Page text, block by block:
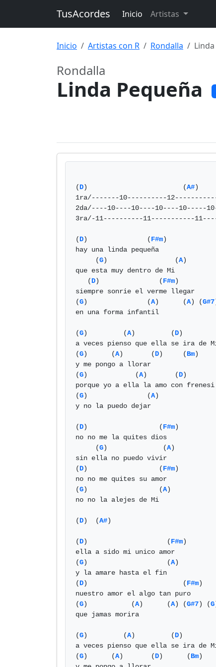
TusAcordes Inicio Artistas
Inicio Artistas con R Rondalla
Rondalla
Linda Pequeña
(D)                        (A#)
1ra/-------10----------
2da/----10----10----10----10-----
3ra/-11----------11-----------
(D)               (F#m)
hay una linda pequeña
     (
G)                 (A)
que esta muy dentro de Mi
   (
D)               (F#m)
siempre sonrie el verme llegar
(G)               (A)      (A) (G#7
en una forma infantil
(G)         (A)         (D)
a veces pienso que ella se ira de
(G)      (A)       (D)     (Bm)
y me pongo a llorar
(G)            (A)       (D)
porque yo a ella la amo con frenesi
(G)               (A)
y no la puedo dejar
(D)                  (F#m)
no no me la quites dios
     (
G)              (A)
sin ella no puedo vivir
(D)                  (F#m)
no no me quites su amor
(G)                  (A)
no no la alejes de Mi
(D)  (A#)
(D)                    (F#m)
ella a sido mi unico amor
(G)                    (A)
y la amare hasta el fin
(D)                        (F#m)
nuestro amor el algo tan puro
(G)           (A)      (A) (G#7) (G
que jamas morira
(G)         (A)         (D)
a veces pienso que ella se ira de
(G)      (A)       (D)      (Bm)